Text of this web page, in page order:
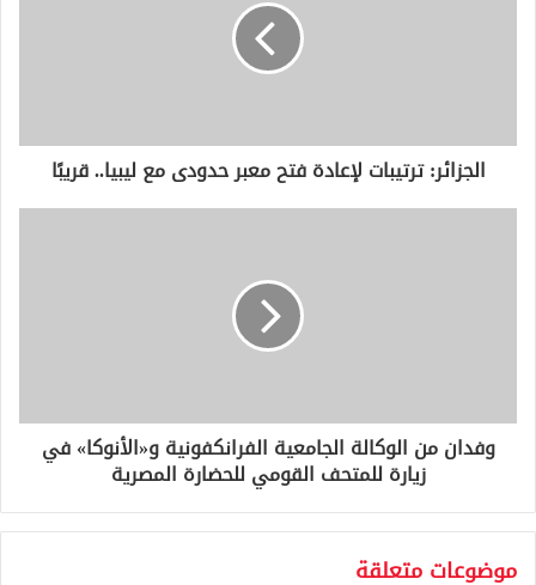
ر
ي
الجزائر: ترتيبات لإعادة فتح معبر حدودى مع ليبيا.. قريبًا
وفدان من الوكالة الجامعية الفرانكفونية و«الأنوكا» في
زيارة للمتحف القومي للحضارة المصرية
موضوعات متعلقة